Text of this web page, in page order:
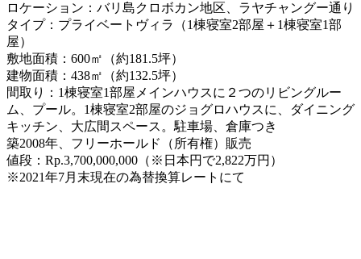
ロケーション：バリ島クロボカン地区、ラヤチャングー通り
タイプ：プライベートヴィラ（1棟寝室2部屋＋1棟寝室1部
屋）
敷地面積：600㎡（約181.5坪）
建物面積：438㎡（約132.5坪）
間取り：1棟寝室1部屋メインハウスに２つのリビングルー
ム、プール。1棟寝室2部屋のジョグロハウスに、ダイニング
キッチン、大広間スペース。駐車場、倉庫つき
築2008年、フリーホールド（所有権）販売
値段：Rp.3,700,000,000（※日本円で2,822万円）
※2021年7月末現在の為替換算レートにて